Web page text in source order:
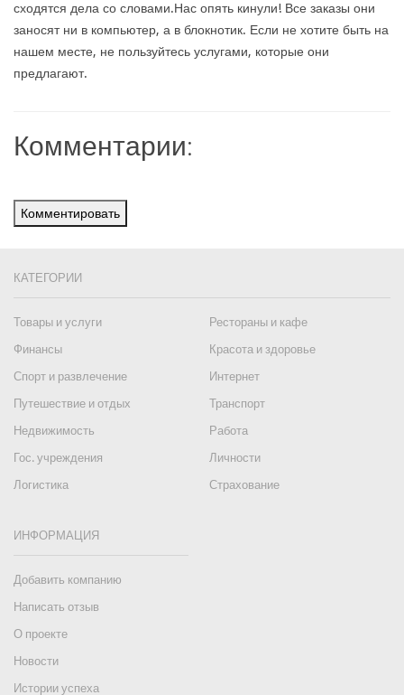
сходятся дела со словами.Нас опять кинули! Все заказы они
заносят ни в компьютер, а в блокнотик. Если не хотите быть на
нашем месте, не пользуйтесь услугами, которые они
предлагают.
Комментарии:
Комментировать
КАТЕГОРИИ
Товары и услуги
Рестораны и кафе
Финансы
Красота и здоровье
Спорт и развлечение
Интернет
Путешествие и отдых
Транспорт
Недвижимость
Работа
Гос. учреждения
Личности
Логистика
Страхование
ИНФОРМАЦИЯ
Добавить компанию
Написать отзыв
О проекте
Новости
Истории успеха